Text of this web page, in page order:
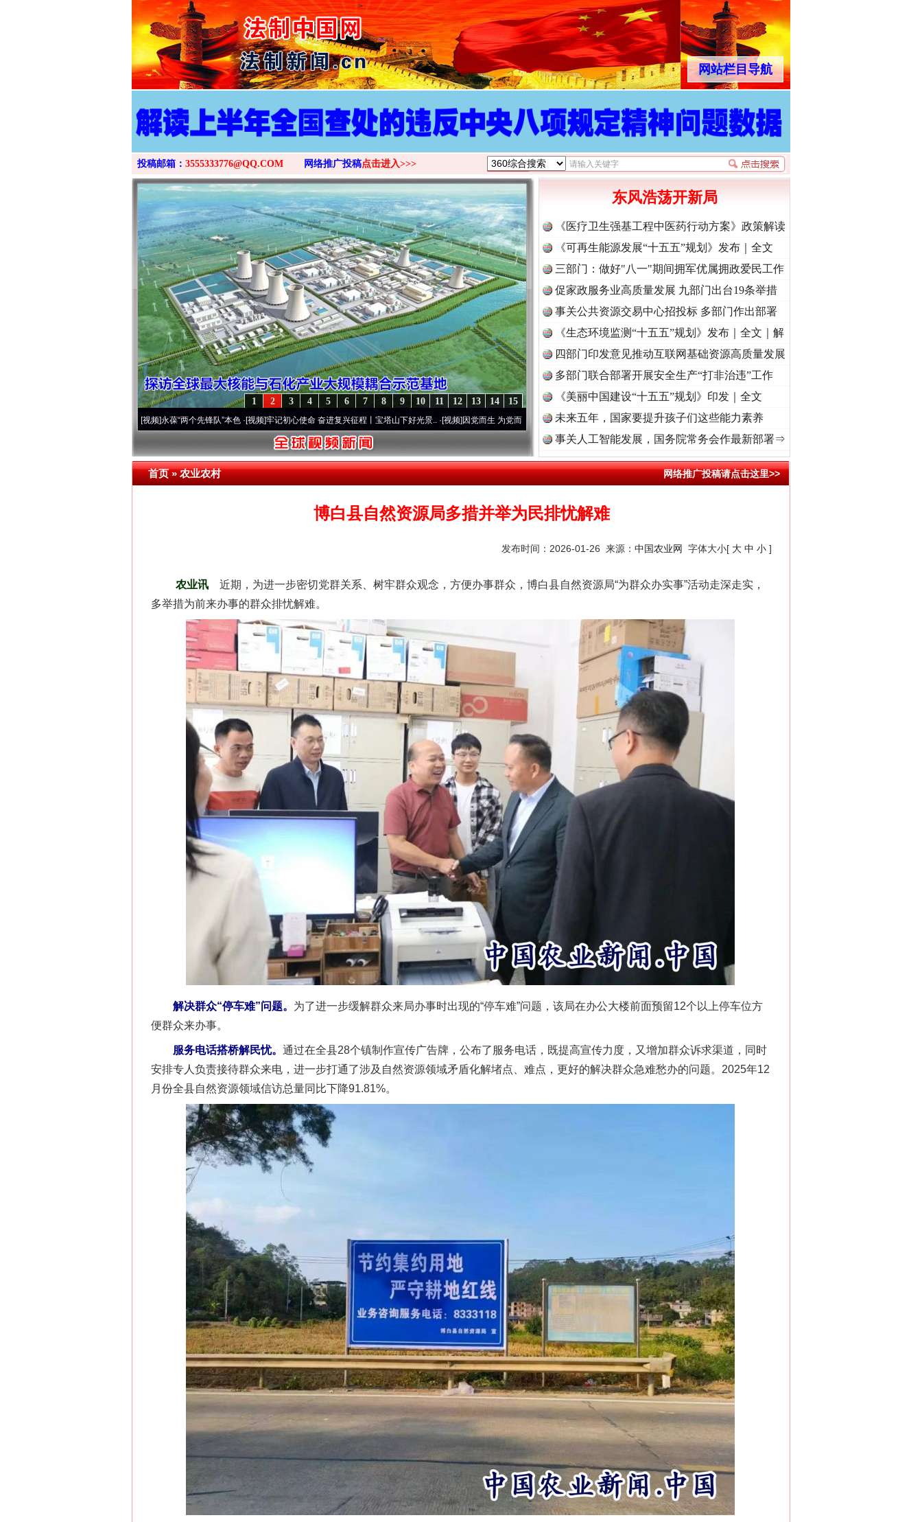
>
网站栏目导航
投稿邮箱： 3555333776@QQ.COM 网络推广投稿点击进入>>>
15
14
13
12
11
10
9
8
7
6
5
4
3
2
1
永葆“两个先锋队”本色·[视频]牢记初心使命 奋进复兴征程丨宝塔山下好光景..·[视频]因党而生 为党而战——百年“纪”事⑧加强纪律..·[视频] 牢记初心使命 奋进复兴征程丨“转折之城”激荡..
东风浩荡开新局
《医疗卫生强基工程中医药行动方案》政策解读
《可再生能源发展“十五五”规划》发布｜全文
三部门：做好"八一"期间拥军优属拥政爱民工作
促家政服务业高质量发展 九部门出台19条举措
事关公共资源交易中心招投标 多部门作出部署
《生态环境监测“十五五”规划》发布｜全文｜解
读
四部门印发意见推动互联网基础资源高质量发展
多部门联合部署开展安全生产“打非治违”工作
《美丽中国建设“十五五”规划》印发｜全文
未来五年，国家要提升孩子们这些能力素养
事关人工智能发展，国务院常务会作最新部署⇒
首页»农业农村 网络推广投稿请点击这里>>
博白县自然资源局多措并举为民排忧解难
发布时间：2026-01-26 来源： 中国农业网 字体大小[ 大 中 小 ]
农业讯 近期，为进一步密切党群关系、树牢群众观念，方便办事群众，博白县自然资源局“为群众办实事”活动走深走实，
多举措为前来办事的群众排忧解难。
解决群众“停车难”问题。 为了进一步缓解群众来局办事时出现的“停车难”问题，该局在办公大楼前面预留12个以上停车位方
便群众来办事。
服务电话搭桥解民忧。 通过在全县28个镇制作宣传广告牌，公布了服务电话，既提高宣传力度，又增加群众诉求渠道，同时
安排专人负责接待群众来电，进一步打通了涉及自然资源领域矛盾化解堵点、难点，更好的解决群众急难愁办的问题。2025年12
月份全县自然资源领域信访总量同比下降91.81%。